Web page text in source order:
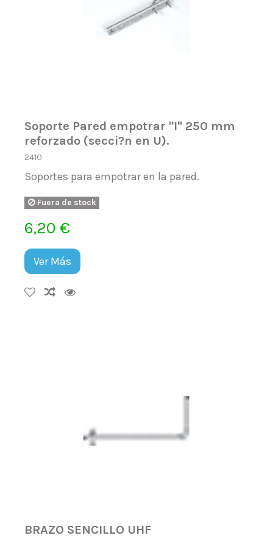
Soporte Pared empotrar ''I'' 250 mm
reforzado (secci?n en U).
2410
Soportes para empotrar en la pared.
Fuera de stock
6,20 €
Ver Más
BRAZO SENCILLO UHF